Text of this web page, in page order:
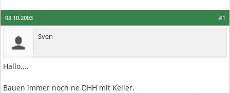
#1
08.10.2003
Sven
Hallo....
Bauen immer noch ne DHH mit Keller.